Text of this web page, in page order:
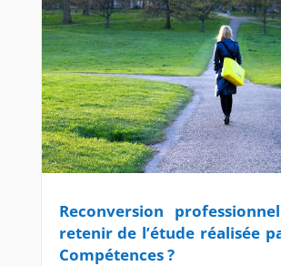
Reconversion
retenir de l’étude réalisée
Compétences ?